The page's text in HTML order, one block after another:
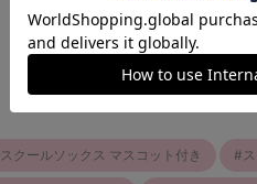
最近チェック
スクールソックス マスコット付き